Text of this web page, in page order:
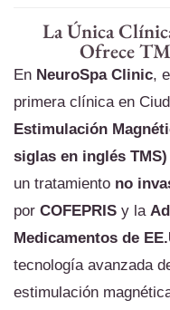
La Única
Ofrece
En NeuroSpa Clinic,
primera clínica en
Estimulación
siglas en inglés TMS)
un tratamiento no
por COFEPRIS y la
Medicamentos de
tecnología avanzada
estimulación